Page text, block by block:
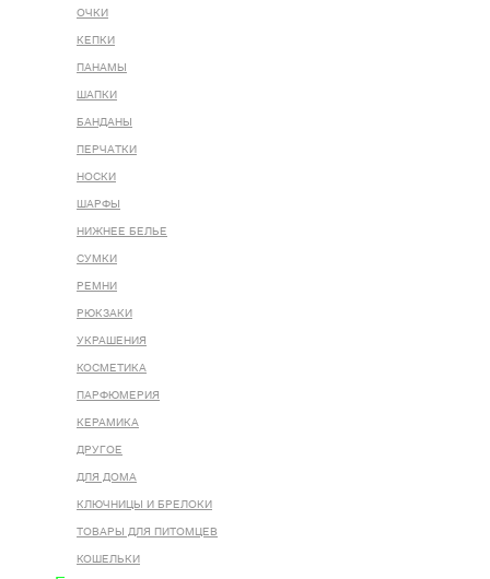
ОЧКИ
КЕПКИ
ПАНАМЫ
ШАПКИ
БАНДАНЫ
ПЕРЧАТКИ
НОСКИ
ШАРФЫ
НИЖНЕЕ БЕЛЬЕ
СУМКИ
РЕМНИ
РЮКЗАКИ
УКРАШЕНИЯ
КОСМЕТИКА
ПАРФЮМЕРИЯ
КЕРАМИКА
ДРУГОЕ
ДЛЯ ДОМА
КЛЮЧНИЦЫ И БРЕЛОКИ
ТОВАРЫ ДЛЯ ПИТОМЦЕВ
КОШЕЛЬКИ